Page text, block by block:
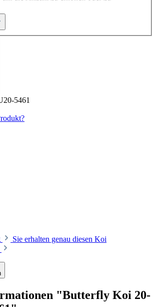
5461
Sie erhalten genau diesen Koi
"Butterfly Koi 20-